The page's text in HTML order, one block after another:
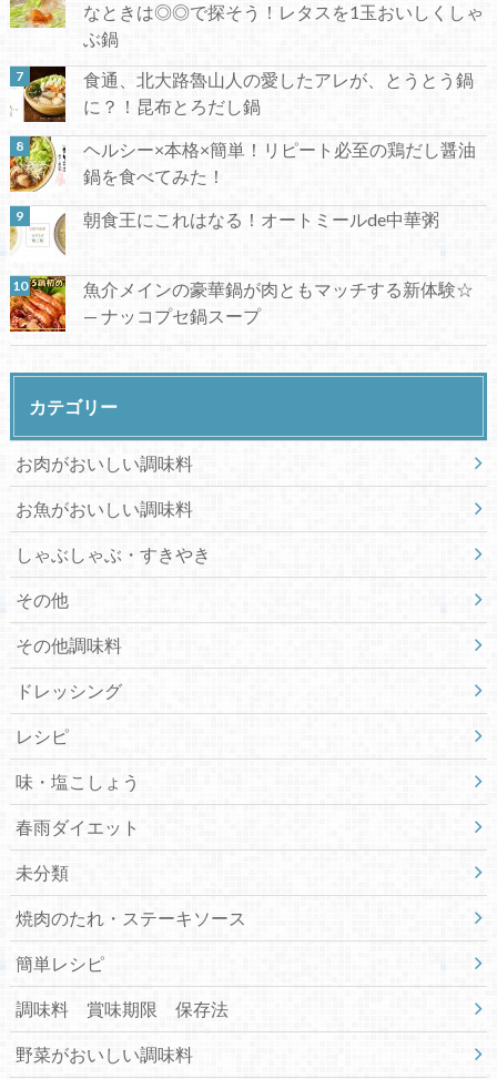
なときは◎◎で探そう！レタスを1玉おいしくしゃ
ぶ鍋
食通、北大路魯山人の愛したアレが、とうとう鍋
に？！昆布とろだし鍋
ヘルシー×本格×簡単！リピート必至の鶏だし醤油
鍋を食べてみた！
朝食王にこれはなる！オートミールde中華粥
魚介メインの豪華鍋が肉ともマッチする新体験☆
— ナッコプセ鍋スープ
カテゴリー
お肉がおいしい調味料
お魚がおいしい調味料
しゃぶしゃぶ・すきやき
その他
その他調味料
ドレッシング
レシピ
味・塩こしょう
春雨ダイエット
未分類
焼肉のたれ・ステーキソース
簡単レシピ
調味料 賞味期限 保存法
野菜がおいしい調味料